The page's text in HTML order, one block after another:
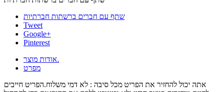
שתף עם חברים ברשתות חברתיות
Tweet
Google+
Pinterest
אודות מוצר.
מפרט
אתה יכול להחזיר את הפריט מכל סיבה : לא דמי משלוח.הפריט חייבים